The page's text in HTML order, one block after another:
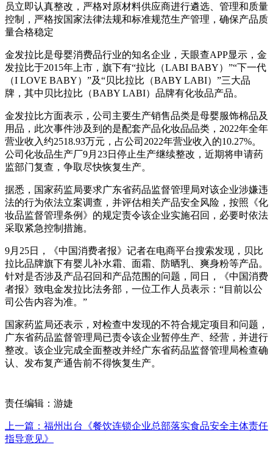
员立即认真整改，严格对原材料供应商进行遴选、管理和质量
控制，严格按国家法律法规和标准规范生产管理，确保产品质
量合格稳定
金发拉比是母婴消费品行业的知名企业，天眼查APP显示，金
发拉比于2015年上市，旗下有“拉比（LABI BABY）”“下一代
（I LOVE BABY）”及“贝比拉比（BABY LABI）”三大品
牌，其中贝比拉比（BABY LABI）品牌有化妆品产品。
金发拉比方面表示，公司主要生产销售品类是母婴服饰棉品及
用品，此次事件涉及到的是配套产品化妆品品类，2022年全年
营业收入约2518.93万元，占公司2022年营业收入的10.27%。
公司化妆品生产厂9月23日停止生产继续整改，近期将申请药
监部门复查，争取尽快恢复生产。
据悉，国家药监局要求广东省药品监督管理局对该企业涉嫌违
法的行为依法立案调查，并评估相关产品安全风险，按照《化
妆品监督管理条例》的规定责令该企业实施召回，必要时依法
采取紧急控制措施。
9月25日，《中国消费者报》记者在电商平台搜索发现，贝比
拉比品牌旗下有婴儿补水霜、面霜、防晒乳、爽身粉等产品。
针对是否涉及产品召回和产品范围的问题，同日，《中国消费
者报》致电金发拉比法务部，一位工作人员表示：“目前以公
司公告内容为准。”
国家药监局还表示，对检查中发现的不符合规定项目和问题，
广东省药品监督管理局已责令该企业暂停生产、经营，并进行
整改。该企业完成全面整改并经广东省药品监督管理局检查确
认、发布复产通告前不得恢复生产。
责任编辑：游婕
上一篇：福州出台《餐饮连锁企业总部落实食品安全主体责任
指导意见》